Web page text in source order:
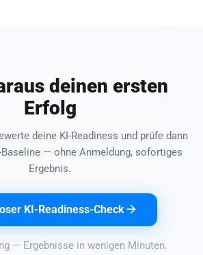
deinen ersten
Erfolg
deine KI-Readiness und prüfe dann
Baseline — ohne Anmeldung, sofortiges
Ergebnis.
KI-Readiness-Check
— Ergebnisse in wenigen Minuten.